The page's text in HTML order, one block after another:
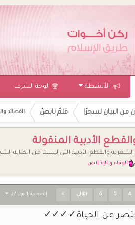
الأنشطة لوحة الشرف
من البيان لسحرًا قلمٌ نابضٌ القصائد
الأدبية المنقولة
والقطع الأدبية التي ليست من الكتابة
الوفاء و الإخلاص
4
5
6 التالي الصفحة 1 من 27
عن الحياة✓✓✓✓